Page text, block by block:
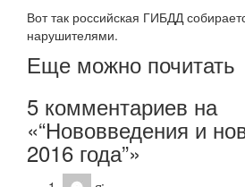
Вот так российская ГИБДД
нарушителями.
Еще можно почитать
5 комментариев на
«“Нововведения и
2016 года”»